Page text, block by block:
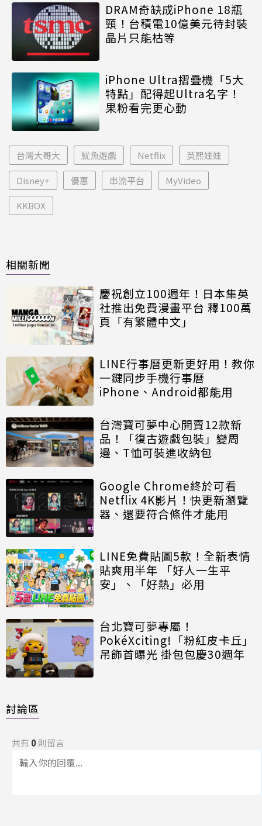
DRAM奇缺成iPhone 18瓶
頸！台積電10億美元待封裝
晶片只能枯等
iPhone Ultra摺疊機「5大
特點」配得起Ultra名字！
果粉看完更心動
台灣大哥大 魷魚遊戲 Netflix 英熙娃娃
Disney+ 優惠 串流平台 MyVideo
KKBOX
相關新聞
慶祝創立100週年！日本集英
社推出免費漫畫平台 釋100萬
頁「有繁體中文」
LINE行事曆更新更好用！教你
一鍵同步手機行事曆
iPhone、Android都能用
台灣寶可夢中心開賣12款新
品！「復古遊戲包裝」變周
邊、T恤可裝進收納包
Google Chrome終於可看
Netflix 4K影片！快更新瀏覽
器、還要符合條件才能用
LINE免費貼圖5款！全新表情
貼爽用半年 「好人一生平
安」、「好熱」必用
台北寶可夢專屬！
PokéXciting!「粉紅皮卡丘」
吊飾首曝光 掛包包慶30週年
討論區
共有 0則留言